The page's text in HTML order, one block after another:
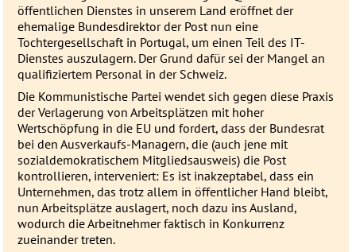
öffentlichen Dienstes in unserem Land eröffnet der
ehemalige Bundesdirektor der Post nun eine
Tochtergesellschaft in Portugal, um einen Teil des IT-
Dienstes auszulagern. Der Grund dafür sei der Mangel an
qualifiziertem Personal in der Schweiz.
Die Kommunistische Partei wendet sich gegen diese Praxis
der Verlagerung von Arbeitsplätzen mit hoher
Wertschöpfung in die EU und fordert, dass der Bundesrat
bei den Ausverkaufs-Managern, die (auch jene mit
sozialdemokratischem Mitgliedsausweis) die Post
kontrollieren, interveniert: Es ist inakzeptabel, dass ein
Unternehmen, das trotz allem in öffentlicher Hand bleibt,
nun Arbeitsplätze auslagert, noch dazu ins Ausland,
wodurch die Arbeitnehmer faktisch in Konkurrenz
zueinander treten.